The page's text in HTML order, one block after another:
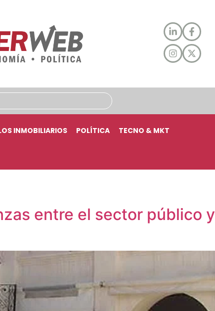
INMOBILIARIOS POLÍTICA TECNO & MKT
entre el sector público y